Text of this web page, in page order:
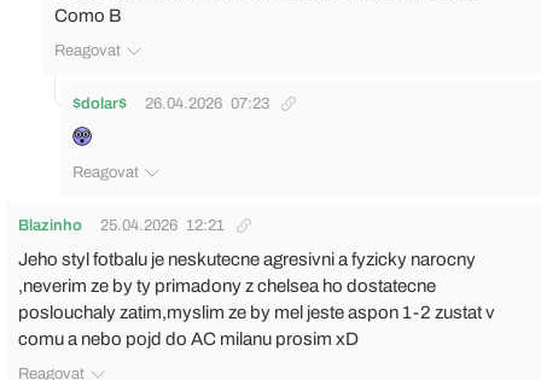
Como B
Reagovat
$dolar$ 26.04.2026 07:23
Reagovat
Blazinho 25.04.2026 12:21
Jeho styl fotbalu je neskutecne agresivni a fyzicky narocny
,neverim ze by ty primadony z chelsea ho dostatecne
poslouchaly zatim,myslim ze by mel jeste aspon 1-2 zustat v
comu a nebo pojd do AC milanu prosim xD
Reagovat